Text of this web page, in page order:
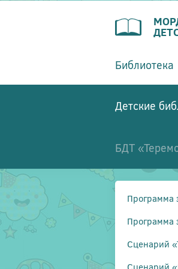
Библиотека
Детские
БДТ
Программа
Программа
Сценарий
Сценарий